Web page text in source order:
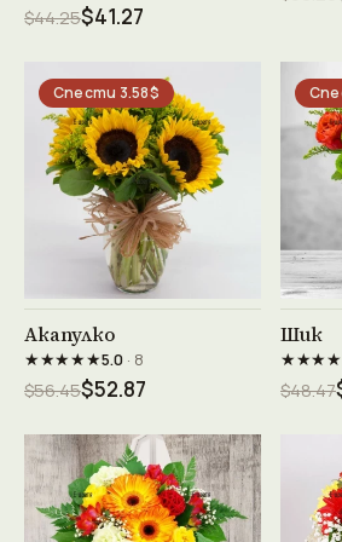
$44.25$41.27
Спести 3.58$
Виж продукта →
Акапулко
★★★★★5.0· 8
$56.45$52.87
Шик
$48.47